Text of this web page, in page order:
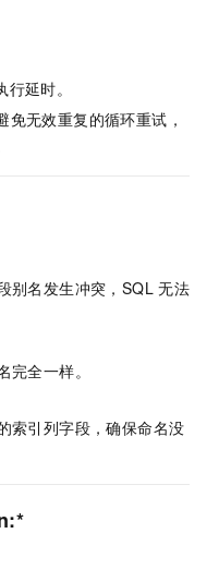
行延时。
无效重复的循环重试，
别名发生冲突，SQL 无法
全一样。
索引列字段，确保命名没